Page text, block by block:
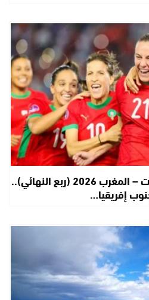
كأس أمم إفريقيا للسيدات – المغرب 2026 (ربع النهائي)..
إفريقيا…